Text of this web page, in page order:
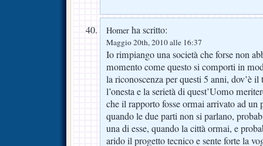
Homer ha scritto:
Maggio 20th, 2010 alle 16:37
Io rimpiango una società che forse non
momento come questo si comporti in
la riconoscenza per questi 5 anni, dov’è
l’onesta e la serietà di quest’Uomo
che il rapporto fosse ormai arrivato ad un
quando le due parti non si parlano,
una di esse, quando la città ormai, e
arido il progetto tecnico e sente forte la